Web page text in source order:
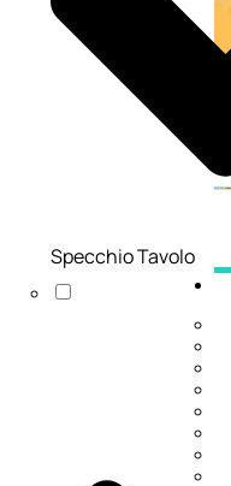
Specchio Tavolo